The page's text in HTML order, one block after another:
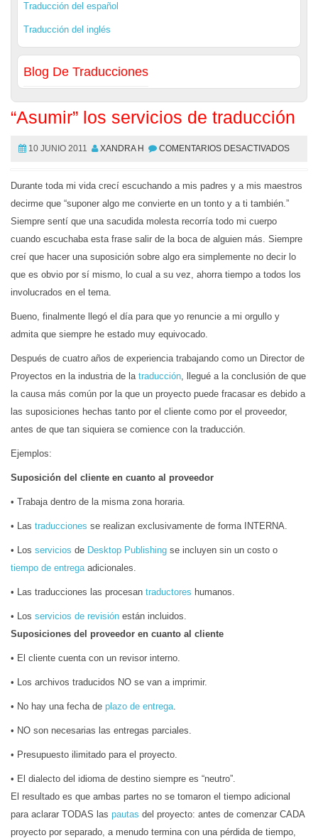
Traducción del español
Traducción del inglés
Blog De Traducciones
“Asumir” los servicios de traducción
10 JUNIO 2011 XANDRA H COMENTARIOS DESACTIVADOS
Durante toda mi vida crecí escuchando a mis padres y a mis maestros
decirme que “suponer algo me convierte en un tonto y a ti también.”
Siempre sentí que una sacudida molesta recorría todo mi cuerpo
cuando escuchaba esta frase salir de la boca de alguien más. Siempre
creí que hacer una suposición sobre algo era simplemente no decir lo
que es obvio por sí mismo, lo cual a su vez, ahorra tiempo a todos los
involucrados en el tema.
Bueno, finalmente llegó el día para que yo renuncie a mi orgullo y
admita que siempre he estado muy equivocado.
Después de cuatro años de experiencia trabajando como un Director de
Proyectos en la industria de la traducción, llegué a la conclusión de que
la causa más común por la que un proyecto puede fracasar es debido a
las suposiciones hechas tanto por el cliente como por el proveedor,
antes de que tan siquiera se comience con la traducción.
Ejemplos:
Suposición del cliente en cuanto al proveedor
• Trabaja dentro de la misma zona horaria.
• Las traducciones se realizan exclusivamente de forma INTERNA.
• Los servicios de Desktop Publishing se incluyen sin un costo o
tiempo de entregaadicionales.
• Las traducciones las procesan traductores humanos.
• Los servicios de revisión están incluidos.
Suposiciones del proveedor en cuanto al cliente
• El cliente cuenta con un revisor interno.
• Los archivos traducidos NO se van a imprimir.
• No hay una fecha de plazo de entrega.
• NO son necesarias las entregas parciales.
• Presupuesto ilimitado para el proyecto.
• El dialecto del idioma de destino siempre es “neutro”.
El resultado es que ambas partes no se tomaron el tiempo adicional
para aclarar TODAS las pautas del proyecto: antes de comenzar CADA
proyecto por separado, a menudo termina con una pérdida de tiempo,